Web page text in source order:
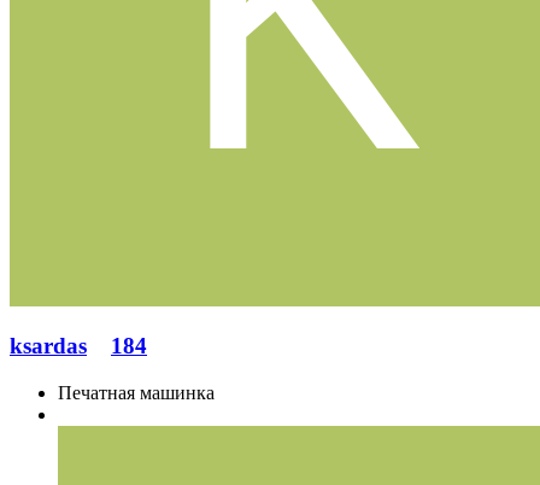
ksardas 184
Печатная машинка